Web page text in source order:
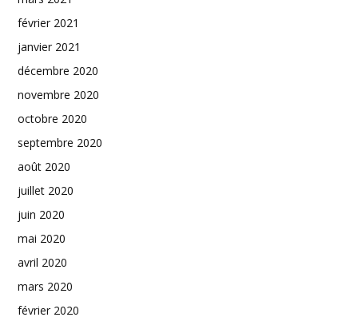
février 2021
janvier 2021
décembre 2020
novembre 2020
octobre 2020
septembre 2020
août 2020
juillet 2020
juin 2020
mai 2020
avril 2020
mars 2020
février 2020